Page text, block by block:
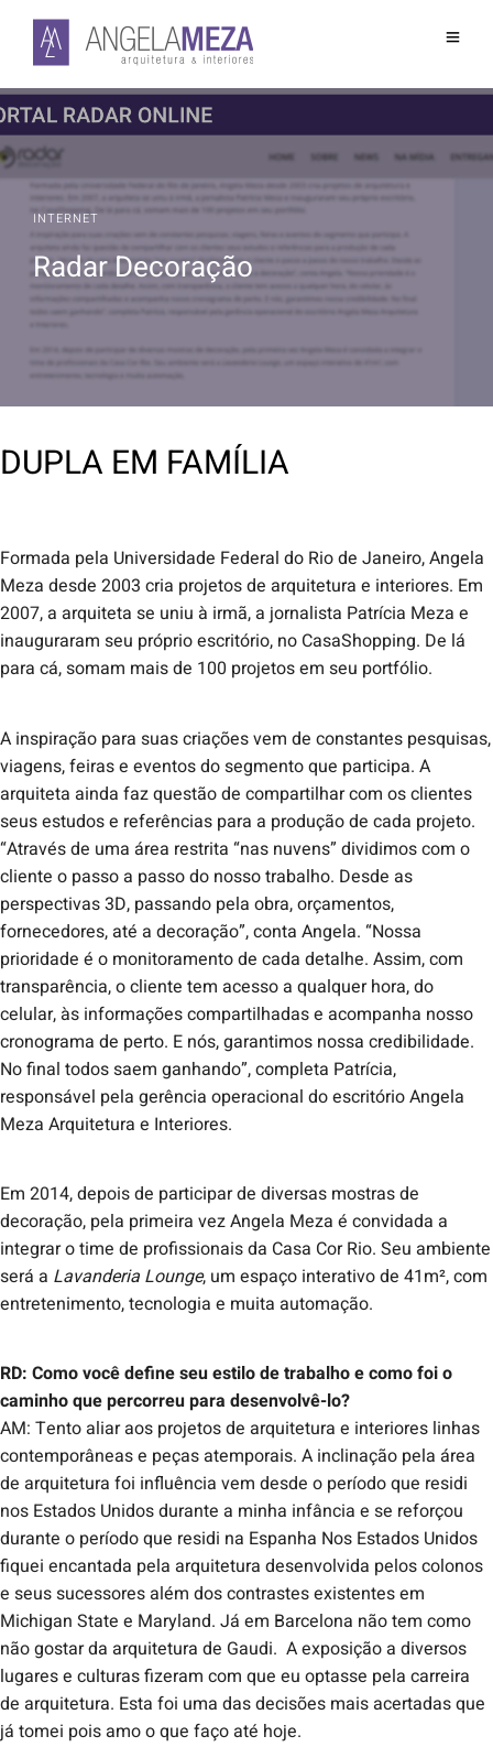
INTERNET
Radar Decoração
DUPLA EM FAMÍLIA
Formada pela Universidade Federal do Rio de Janeiro, Angela
Meza desde 2003 cria projetos de arquitetura e interiores. Em
2007, a arquiteta se uniu à irmã, a jornalista Patrícia Meza e
inauguraram seu próprio escritório, no CasaShopping. De lá
para cá, somam mais de 100 projetos em seu portfólio.
A inspiração para suas criações vem de constantes pesquisas,
viagens, feiras e eventos do segmento que participa. A
arquiteta ainda faz questão de compartilhar com os clientes
seus estudos e referências para a produção de cada projeto.
“Através de uma área restrita “nas nuvens” dividimos com o
cliente o passo a passo do nosso trabalho. Desde as
perspectivas 3D, passando pela obra, orçamentos,
fornecedores, até a decoração”, conta Angela. “Nossa
prioridade é o monitoramento de cada detalhe. Assim, com
transparência, o cliente tem acesso a qualquer hora, do
celular, às informações compartilhadas e acompanha nosso
cronograma de perto. E nós, garantimos nossa credibilidade.
No final todos saem ganhando”, completa Patrícia,
responsável pela gerência operacional do escritório Angela
Meza Arquitetura e Interiores.
Em 2014, depois de participar de diversas mostras de
decoração, pela primeira vez Angela Meza é convidada a
integrar o time de profissionais da Casa Cor Rio. Seu ambiente
será a Lavanderia Lounge, um espaço interativo de 41m², com
entretenimento, tecnologia e muita automação.
RD: Como você define seu estilo de trabalho e como foi o
caminho que percorreu para desenvolvê-lo?
AM: Tento aliar aos projetos de arquitetura e interiores linhas
contemporâneas e peças atemporais. A inclinação pela área
de arquitetura foi influência vem desde o período que residi
nos Estados Unidos durante a minha infância e se reforçou
durante o período que residi na Espanha Nos Estados Unidos
fiquei encantada pela arquitetura desenvolvida pelos colonos
e seus sucessores além dos contrastes existentes em
Michigan State e Maryland. Já em Barcelona não tem como
não gostar da arquitetura de Gaudi. A exposição a diversos
lugares e culturas fizeram com que eu optasse pela carreira
de arquitetura. Esta foi uma das decisões mais acertadas que
já tomei pois amo o que faço até hoje.